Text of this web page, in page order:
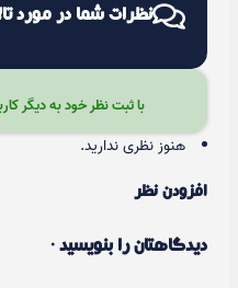
نظرات شما در مورد
با ثبت نظر خود به دیگر
هنوز نظری ندارید.
افزودن نظر
دیدگاهتان را بنویسید ·